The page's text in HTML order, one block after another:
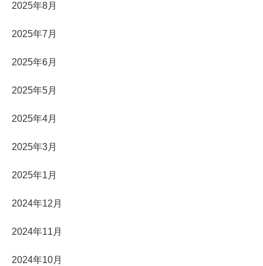
2025年8月
2025年7月
2025年6月
2025年5月
2025年4月
2025年3月
2025年1月
2024年12月
2024年11月
2024年10月